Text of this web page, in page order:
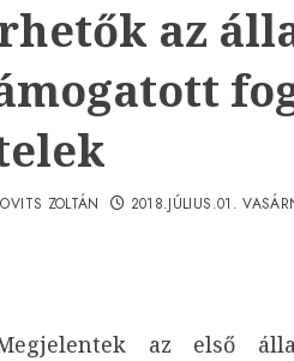
az
ZOLTÁN 2018.JÚLIUS.01.
az első